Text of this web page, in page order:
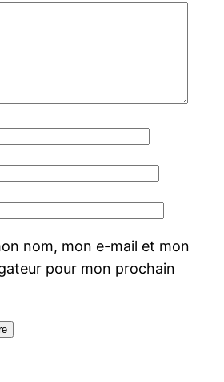
nom, mon e-mail et mon
pour mon prochain